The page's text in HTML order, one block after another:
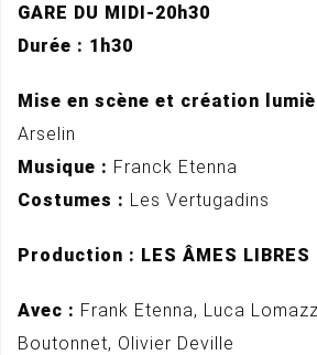
GARE DU MIDI-20h30
Durée : 1h30
Mise en scène et création
Arselin
Musique : Franck Etenna
Costumes : Les Vertugadins
Production : LES ÂMES LIBRES
Avec : Frank Etenna, Luca
Boutonnet, Olivier Deville